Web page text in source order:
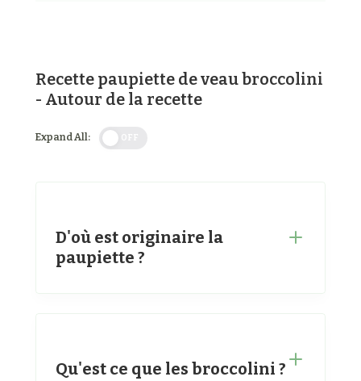
Recette paupiette de veau broccolini
- Autour de la recette
Expand All:
D'où est originaire la
paupiette ?
Qu'est ce que les broccolini ?